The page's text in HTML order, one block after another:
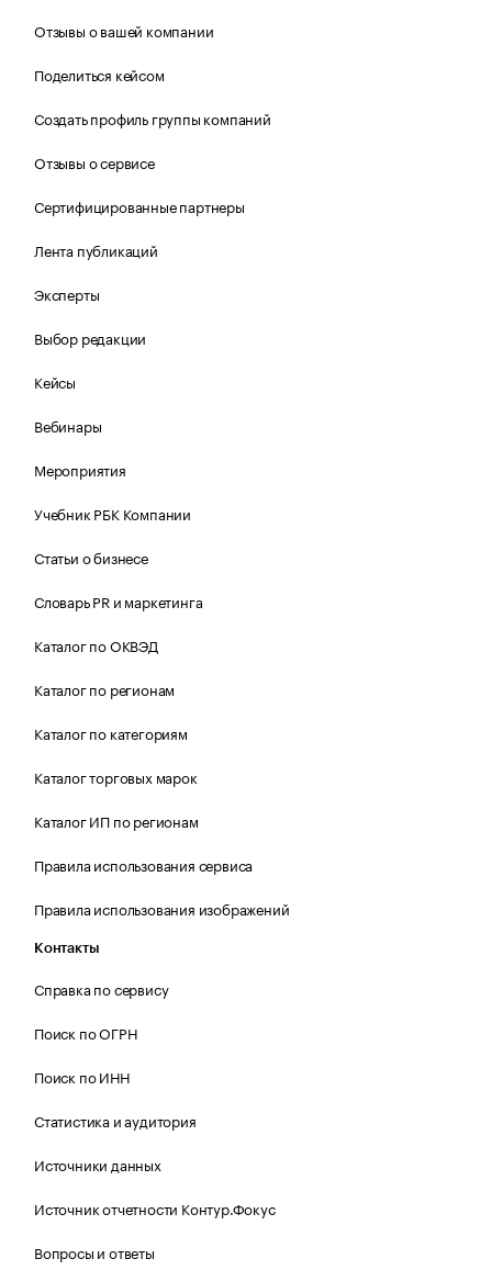
Отзывы о вашей компании
Поделиться кейсом
Создать профиль группы компаний
Отзывы о сервисе
Сертифицированные партнеры
Лента публикаций
Эксперты
Выбор редакции
Кейсы
Вебинары
Мероприятия
Учебник РБК Компании
Статьи о бизнесе
Словарь PR и маркетинга
Каталог по ОКВЭД
Каталог по регионам
Каталог по категориям
Каталог торговых марок
Каталог ИП по регионам
Правила использования сервиса
Правила использования изображений
Контакты
Справка по сервису
Поиск по ОГРН
Поиск по ИНН
Статистика и аудитория
Источники данных
Источник отчетности Контур.Фокус
Вопросы и ответы